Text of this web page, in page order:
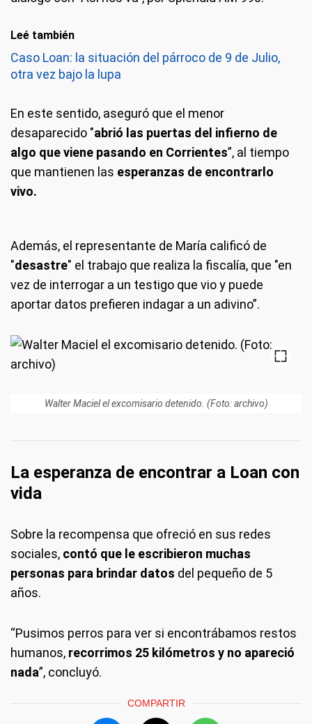
Leé también
Caso Loan: la situación del párroco de 9 de Julio,
otra vez bajo la lupa
En este sentido, aseguró que el menor
desaparecido "abrió las puertas del infierno de
algo que viene pasando en Corrientes”, al tiempo
que mantienen las esperanzas de encontrarlo
vivo.
Además, el representante de María calificó de
"desastre" el trabajo que realiza la fiscalía, que "en
vez de interrogar a un testigo que vio y puede
aportar datos prefieren indagar a un adivino”.
Walter Maciel el excomisario detenido. (Foto: archivo)
La esperanza de encontrar a Loan con
vida
Sobre la recompensa que ofreció en sus redes
sociales, contó que le escribieron muchas
personas para brindar datos del pequeño de 5
años.
“Pusimos perros para ver si encontrábamos restos
humanos, recorrimos 25 kilómetros y no apareció
nada”, concluyó.
COMPARTIR